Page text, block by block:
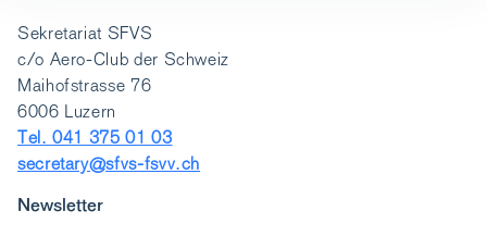
Sekretariat SFVS
c/o Aero-Club der Schweiz
Maihofstrasse 76
6006 Luzern
Tel. 041 375 01 03
secretary@sfvs-fsvv.ch
Newsletter